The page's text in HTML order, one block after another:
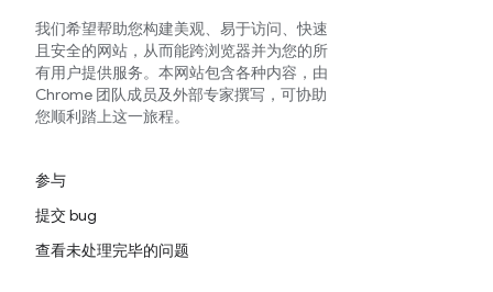
我们希望帮助您构建美观、易于访问、快速
且安全的网站，从而能跨浏览器并为您的所
有用户提供服务。本网站包含各种内容，由
Chrome 团队成员及外部专家撰写，可协助
您顺利踏上这一旅程。
参与
提交 bug
查看未处理完毕的问题